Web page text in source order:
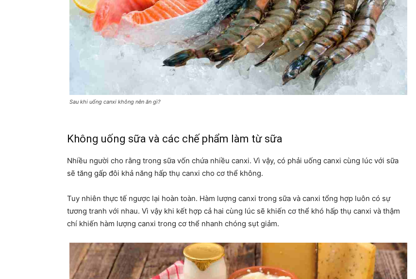
và
bé
Sau khi uống canxi không nên ăn gì?
Không uống sữa và các chế phẩm làm từ sữa
Nhiều người cho rằng trong sữa vốn chứa nhiều canxi. Vì vậy, có phải uống canxi cùng lúc với sữa
sẽ tăng gấp đôi khả năng hấp thụ canxi cho cơ thể không.
Tuy nhiên thực tế ngược lại hoàn toàn. Hàm lượng canxi trong sữa và canxi tổng hợp luôn có sự
tương tranh với nhau. Vì vậy khi kết hợp cả hai cùng lúc sẽ khiến cơ thể khó hấp thụ canxi và thậm
chí khiến hàm lượng canxi trong cơ thể nhanh chóng sụt giảm.